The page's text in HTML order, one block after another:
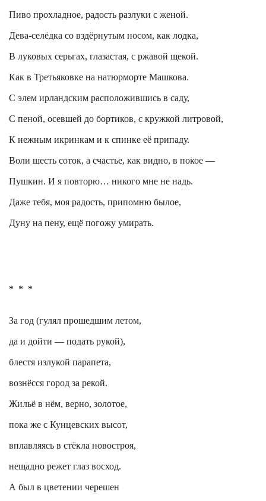
Пиво прохладное, радость разлуки с женой.
Дева-селёдка со вздёрнутым носом, как лодка,
В луковых серьгах, глазастая, с ржавой щекой.
Как в Третьяковке на натюрморте Машкова.
С элем ирландским расположившись в саду,
С пеной, осевшей до бортиков, с кружкой литровой,
К нежным икринкам и к спинке её припаду.
Воли шесть соток, а счастье, как видно, в покое —
Пушкин. И я повторю… никого мне не надь.
Даже тебя, моя радость, припомню былое,
Дуну на пену, ещё погожу умирать.
* * *
За год (гулял прошедшим летом,
да и дойти — подать рукой),
блестя излукой парапета,
вознёсся город за рекой.
Жильё в нём, верно, золотое,
пока же с Кунцевских высот,
вплавляясь в стёкла новостроя,
нещадно режет глаз восход.
А был в цветении черешен